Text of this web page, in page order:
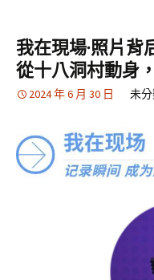
我在現場·照片背
從十八洞村動身
2024 年 6 月 30 日 未